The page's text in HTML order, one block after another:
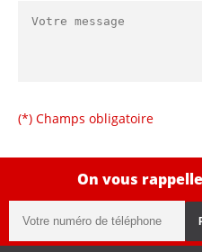
(*) Champs obligatoire
On vous